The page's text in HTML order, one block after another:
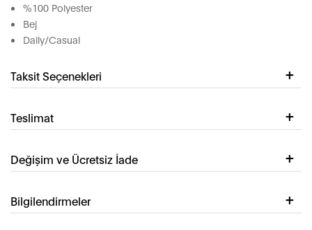
%100 Polyester
Bej
Daily/Casual
Taksit Seçenekleri
Teslimat
Değişim ve Ücretsiz İade
Bilgilendirmeler